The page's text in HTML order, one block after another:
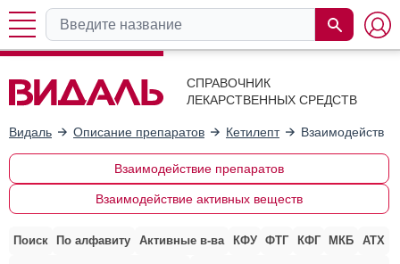
СПРАВОЧНИК
ЛЕКАРСТВЕННЫХ СРЕДСТВ
Видаль Описание препаратов Кетилепт
Взаимодействие препаратов
Взаимодействие активных веществ
Поиск По алфавиту Активные в-ва КФУ ФТГ КФГ МКБ АТХ